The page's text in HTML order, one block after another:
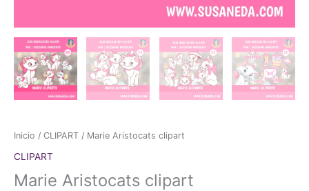
Inicio / CLIPART / Marie Aristocats clipart
CLIPART
Marie Aristocats clipart